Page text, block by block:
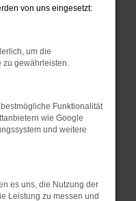
Seiten
Seite in einem
privaten
vorübergehende
Stand
von uns eingesetzt:
um die
zu gewährleisten.
Funktionalität
wie Google
und weitere
es uns, die Nutzung der
Leistung zu messen und